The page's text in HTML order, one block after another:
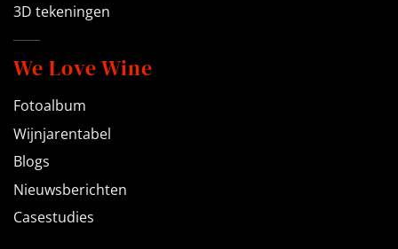
3D tekeningen
We Love Wine
Fotoalbum
Wijnjarentabel
Blogs
Nieuwsberichten
Casestudies